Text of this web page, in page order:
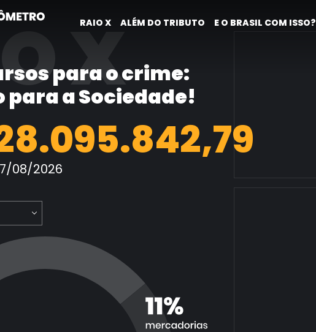
RAIO X ALÉM DO TRIBUTO E O BRASIL COM ISSO?
X
para o crime:
a Sociedade!
08/2026